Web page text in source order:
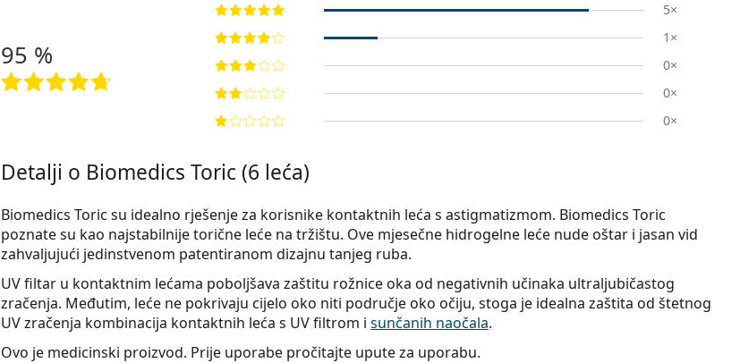
95 %
5×
1×
0×
0×
0×
Detalji o Biomedics Toric (6 leća)
Biomedics Toric su idealno rješenje za korisnike kontaktnih leća s astigmatizmom. Biomedics Toric
poznate su kao najstabilnije torične leće na tržištu. Ove mjesečne hidrogelne leće nude oštar i jasan vid
zahvaljujući jedinstvenom patentiranom dizajnu tanjeg ruba.
UV filtar u kontaktnim lećama poboljšava zaštitu rožnice oka od negativnih učinaka ultraljubičastog
zračenja. Međutim, leće ne pokrivaju cijelo oko niti područje oko očiju, stoga je idealna zaštita od štetnog
UV zračenja kombinacija kontaktnih leća s UV filtrom i sunčanih naočala.
Ovo je medicinski proizvod. Prije uporabe pročitajte upute za uporabu.